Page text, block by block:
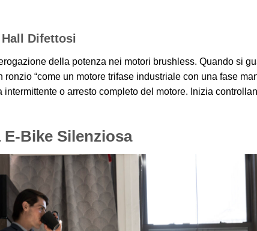
Difettosi
della potenza nei motori brushless. Quando si
“come un motore trifase industriale con una fase
o arresto completo del motore. Inizia
Bike Silenziosa